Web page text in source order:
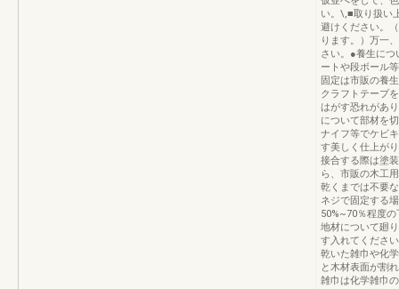
い。\,■取り扱い
避けください。
ります。）万一
さい。●養生につ
ートや段ボール
固定は市販の養
クラフトテープ
はがす恐れがあ
について部材を
ナイフ等でケビ
す美しく仕上が
接合する際は塗
ら、市販の木工
乾くまでは不要
ネジで固定する
50%~70％程度
地材について廻
す入れてくださ
乾いた雑巾や化
と木材表面が割
雑巾は化学雑巾